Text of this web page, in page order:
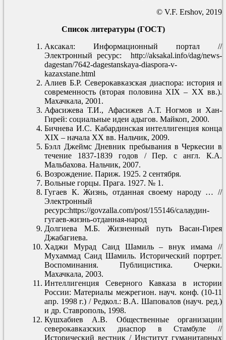
© V.F. Ershov, 2019
Список литературы (ГОСТ)
Аксакал: Информационный портал //
Электронный ресурс: http://aksakal.info/dag/news-
dagestan/7642-dagestanskaya-diaspora-v-
kazaxstane.html
Алиев Б.Р. Северокавказская диаспора: история и
современность (вторая половина XIX – ХХ вв.).
Махачкала, 2001.
Афасижева Т.И., Афасижев А.Т. Ногмов и Хан-
Гирей: социальные идеи адыгов. Майкоп, 2000.
Бичнева И.С. Кабардинская интеллигенция конца
XIX – начала XX вв. Нальчик, 2009.
Бэлл Джеймс Дневник пребывания в Черкесии в
течение 1837-1839 годов / Пер. с англ. К.А.
Мальбахова. Нальчик, 2007.
Возрождение. Париж. 1925. 2 сентября.
Вольные горцы. Прага. 1927. № 1.
Гугаев К. Жизнь, отданная своему народу … //
Электронный
ресурс:https://govzalla.com/post/155146/салаудин-
гугаев-жизнь-отданная-народ
Долгиева М.Б. Жизненный путь Васан-Гирея
Джабагиева.
Хаджи Мурад Саид Шамиль – внук имама //
Мухаммад Саид Шамиль. Исторический портрет.
Воспоминания. Публицистика. Очерки.
Махачкала, 2003.
Интеллигенция Северного Кавказа в истории
России: Материалы межрегион. науч. конф. (10-11
апр. 1998 г.) / Редкол.: В.А. Шаповалов (науч. ред.)
и др. Ставрополь, 1998.
Кушхабиев А.В. Общественные организации
северокавказских диаспор в Стамбуле //
Исторический вестник / Институт гуманитарных